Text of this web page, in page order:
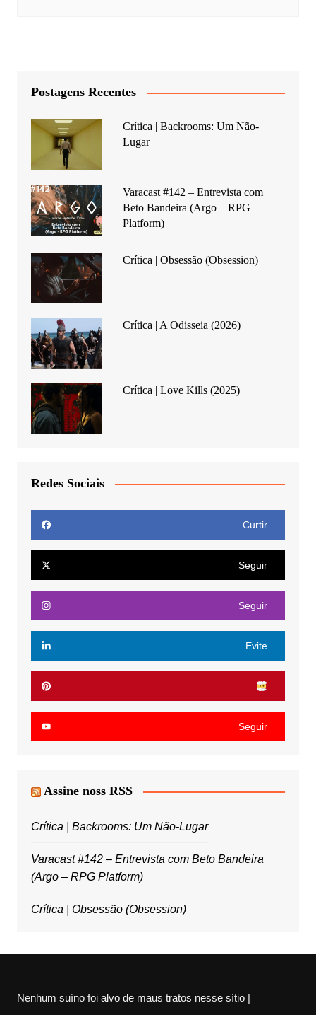
Postagens Recentes
Crítica | Backrooms: Um Não-
Lugar
Varacast #142 – Entrevista com
Beto Bandeira (Argo – RPG
Platform)
Crítica | Obsessão (Obsession)
Crítica | A Odisseia (2026)
Crítica | Love Kills (2025)
Redes Sociais
Curtir
Seguir
Seguir
Evite
Seguir
Assine noss RSS
Crítica | Backrooms: Um Não-Lugar
Varacast #142 – Entrevista com Beto Bandeira
(Argo – RPG Platform)
Crítica | Obsessão (Obsession)
Nenhum suíno foi alvo de maus tratos nesse sítio |